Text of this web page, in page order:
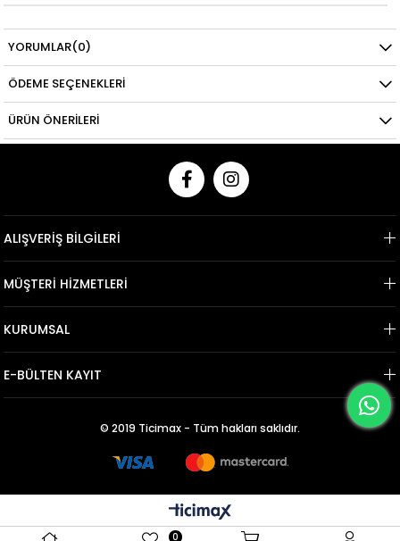
YORUMLAR(0)
ÖDEME SEÇENEKLERI
ÜRÜN ÖNERILERI
ALIŞVERİŞ BİLGİLERİ
MÜŞTERİ HİZMETLERİ
KURUMSAL
E-BÜLTEN KAYIT
© 2019 Ticimax - Tüm hakları saklıdır.
0